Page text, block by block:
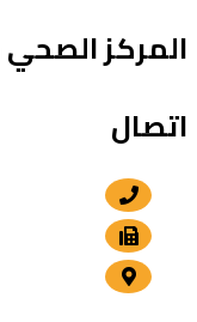
المركز الصحي مركز 44
اتصال